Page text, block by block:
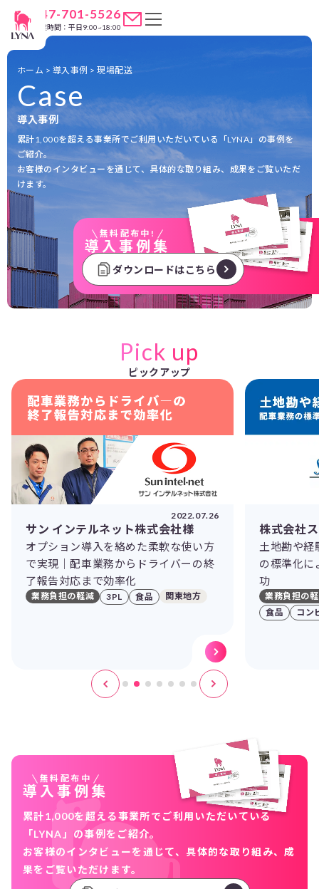
047-701-5526
営業時間：平日9:00~18:00
Case
導入事例
累計1,000を超える事業所でご利用いただいている「LYNA」の事例を
ご紹介。
お客様のインタビューを通じて、具体的な取り組み、成果をご覧いただ
けます。
ホーム > 導入事例 >現場配送
無料配布中!
導入事例集
ダウンロードはこちら
Pick up
ピックアップ
2022.07.26
サン インテルネット株式会社様
オプション導入を絡めた柔軟な使い方
で実現｜配車業務からドライバーの終
了報告対応まで効率化
業務負担の軽減 3PL 食品 関東地方
株式会社
土地勘や経
の標準化に
功
業務負担の
食品
コン
無料配布中
導入事例集
累計1,000を超える事業所でご利用いただいている
「LYNA」の事例をご紹介。
お客様のインタビューを通じて、具体的な取り組み、成
果をご覧いただけます。